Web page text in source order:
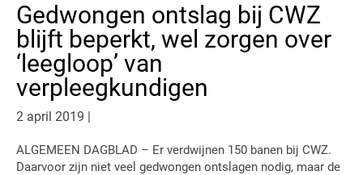
Gedwongen ontslag bij CWZ
blijft beperkt, wel zorgen over
‘leegloop’ van
verpleegkundigen
2 april 2019
ALGEMEEN DAGBLAD – Er verdwijnen 150 banen bij CWZ.
Daarvoor zijn niet veel gedwongen ontslagen nodig, maar de